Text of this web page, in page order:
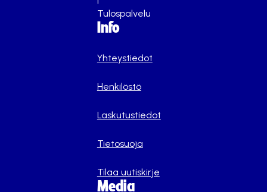
Tulospalvelu
Info
Yhteystiedot
Henkilöstö
Laskutustiedot
Tietosuoja
Tilaa uutiskirje
Media